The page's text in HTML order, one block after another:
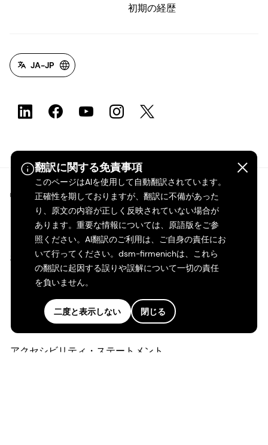
翻訳に関する免責事項
このページはAIを使用して自動翻訳されています。
正確性を期しておりますが、翻訳に不備があった
り、原文の内容が正しく反映されていない場合が
あります。重要な情報については、原語版をご参
照ください。AI翻訳のご利用は、ご自身の責任にお
いて行ってください。dsm-firmenichは、これら
の翻訳に起因する誤りや誤解について一切の責任
を負いません。
二度と表示しない 閉じる
初期の経歴
JA-JP
©2026 dsm-firmenich。無断転載・複製を禁じます。
プライバシーポリシー
利用規約
ご利用条件
カリフォルニアの透明性
アクセシビリティ・ステートメント